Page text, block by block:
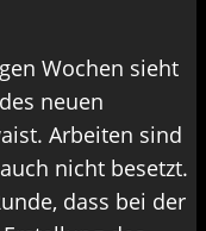
Wochen sieht
neuen
Arbeiten sind
nicht besetzt.
dass bei der